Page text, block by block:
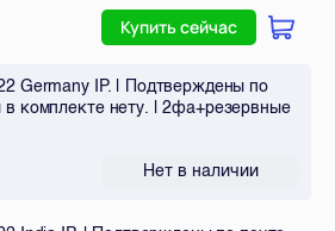
Купить сейчас
Germany IP. | Подтверждены по
в комплекте нету. | 2фа+резервные
Нет в наличии